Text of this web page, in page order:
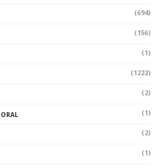
(694)
(156)
(1)
(1222)
(2)
(1)
(2)
(1)